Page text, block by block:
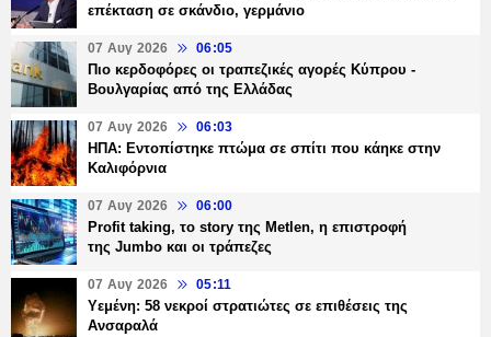
επέκταση σε σκάνδιο, γερμάνιο
07 Αυγ 2026 06:05
Πιο κερδοφόρες οι τραπεζικές αγορές Κύπρου -
Βουλγαρίας από της Ελλάδας
07 Αυγ 2026 06:03
ΗΠΑ: Εντοπίστηκε πτώμα σε σπίτι που κάηκε στην
Καλιφόρνια
07 Αυγ 2026 06:00
Profit taking, το story της Metlen, η επιστροφή
της Jumbo και οι τράπεζες
07 Αυγ 2026 05:11
Υεμένη: 58 νεκροί στρατιώτες σε επιθέσεις της
Ανσαραλά